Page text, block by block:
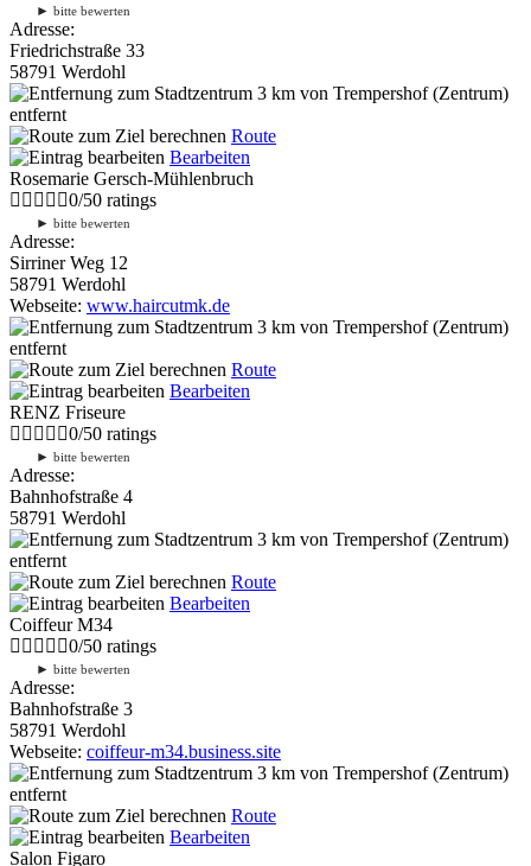
► bitte bewerten
Adresse:
Friedrichstraße 33
58791 Werdohl
3 km von Trempershof (Zentrum)
entfernt
Route
Bearbeiten
Rosemarie Gersch-Mühlenbruch
0/50 ratings
► bitte bewerten
Adresse:
Sirriner Weg 12
58791 Werdohl
Webseite: www.haircutmk.de
3 km von Trempershof (Zentrum)
entfernt
Route
Bearbeiten
RENZ Friseure
0/50 ratings
► bitte bewerten
Adresse:
Bahnhofstraße 4
58791 Werdohl
3 km von Trempershof (Zentrum)
entfernt
Route
Bearbeiten
Coiffeur M34
0/50 ratings
► bitte bewerten
Adresse:
Bahnhofstraße 3
58791 Werdohl
Webseite: coiffeur-m34.business.site
3 km von Trempershof (Zentrum)
entfernt
Route
Bearbeiten
Salon Figaro